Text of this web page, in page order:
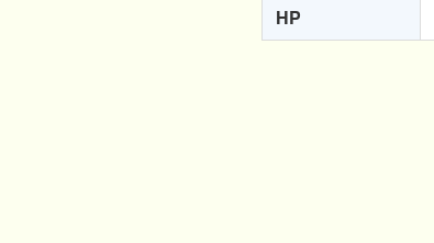
HP